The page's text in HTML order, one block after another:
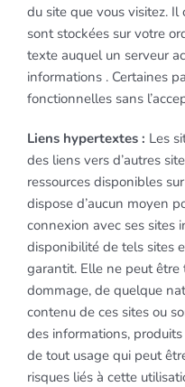
du site que vous visitez.
sont stockées sur votre
texte auquel un serveur
informations . Certaines
fonctionnelles sans
Liens hypertextes : Les
des liens vers d’autres
ressources disponibles
dispose d’aucun moyen
connexion avec ses sites
disponibilité de tels sites
garantit. Elle ne peut
dommage, de quelque
contenu de ces sites ou
des informations, produits
de tout usage qui peut
risques liés à cette